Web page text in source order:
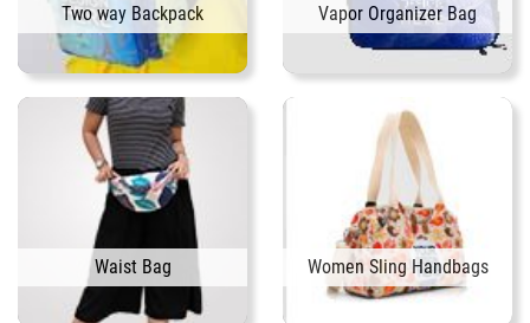
Two way Backpack Vapor Organizer Bag
Waist Bag Women Sling Handbags